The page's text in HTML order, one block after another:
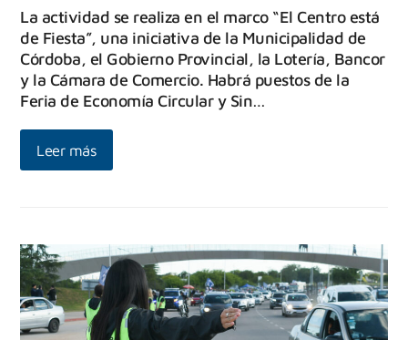
La actividad se realiza en el marco “El Centro está
de Fiesta”, una iniciativa de la Municipalidad de
Córdoba, el Gobierno Provincial, la Lotería, Bancor
y la Cámara de Comercio. Habrá puestos de la
Feria de Economía Circular y Sin…
Leer más